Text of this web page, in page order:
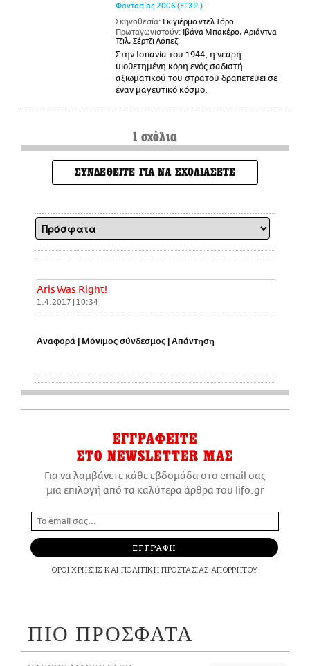
Φαντασίας 2006 (ΕΓΧΡ.)
Σκηνοθεσία: Γκιγιέρμο ντελ Τόρο
Πρωταγωνιστούν: Ιβάνα Μπακέρο, Αριάντνα
Τζιλ, Σέρτζι Λόπεζ
Στην Ισπανία του 1944, η νεαρή
υιοθετημένη κόρη ενός σαδιστή
αξιωματικού του στρατού δραπετεύει σε
έναν μαγευτικό κόσμο.
1 σχόλια
ΣΥΝΔΕΘΕΙΤΕ ΓΙΑ ΝΑ ΣΧΟΛΙΑΣΕΤΕ
Aris Was Right!
1.4.2017 | 10:34
Αναφορά | Μόνιμος σύνδεσμος | Απάντηση
ΕΓΓΡΑΦΕΙΤΕ
ΣΤΟ NEWSLETTER ΜΑΣ
Για να λαμβάνετε κάθε εβδομάδα στο email σας
μια επιλογή από τα καλύτερα άρθρα του lifo.gr
ΕΓΓΡΑΦΗ
ΟΡΟΙ ΧΡΗΣΗΣ ΚΑΙ ΠΟΛΙΤΙΚΗ ΠΡΟΣΤΑΣΙΑΣ ΑΠΟΡΡΗΤΟΥ
ΠΙΟ ΠΡΟΣΦΑΤΑ